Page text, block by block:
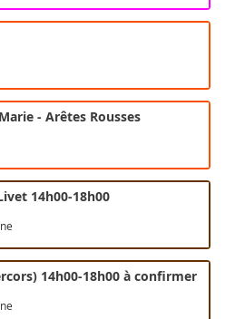
- Arêtes Rousses
14h00-18h00
14h00-18h00 à confirmer